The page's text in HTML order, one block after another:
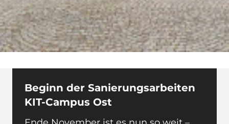
Beginn der Sanierungsarbeiten
KIT-Campus Ost